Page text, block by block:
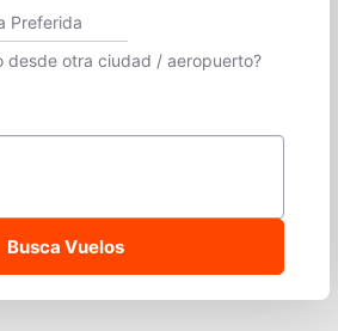
ciudad o aeropuerto o vuelos directos
desde otra ciudad / aeropuerto?